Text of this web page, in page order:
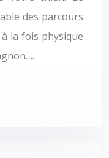
des parcours
la fois physique